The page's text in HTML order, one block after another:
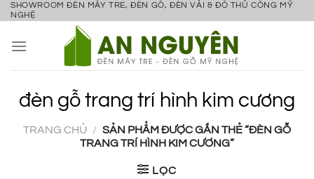
Bỏ
nội
SHOWROOM ĐÈN MÂY TRE, ĐÈN GỖ, ĐÈN VẢI & ĐỒ THỦ CÔNG MỸ
NGHỆ
đèn gỗ trang trí hình kim cương
TRANG CHỦ / SẢN PHẨM ĐƯỢC GẮN THẺ “ĐÈN GỖ
TRANG TRÍ HÌNH KIM CƯƠNG”
LỌC